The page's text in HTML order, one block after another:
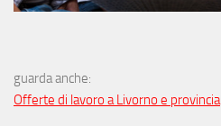
guarda anche:
Offerte di lavoro a Livorno e provincia